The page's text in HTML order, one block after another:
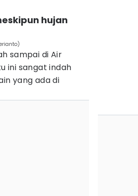
hujan
sampai di Air
ini sangat indah
yang ada di